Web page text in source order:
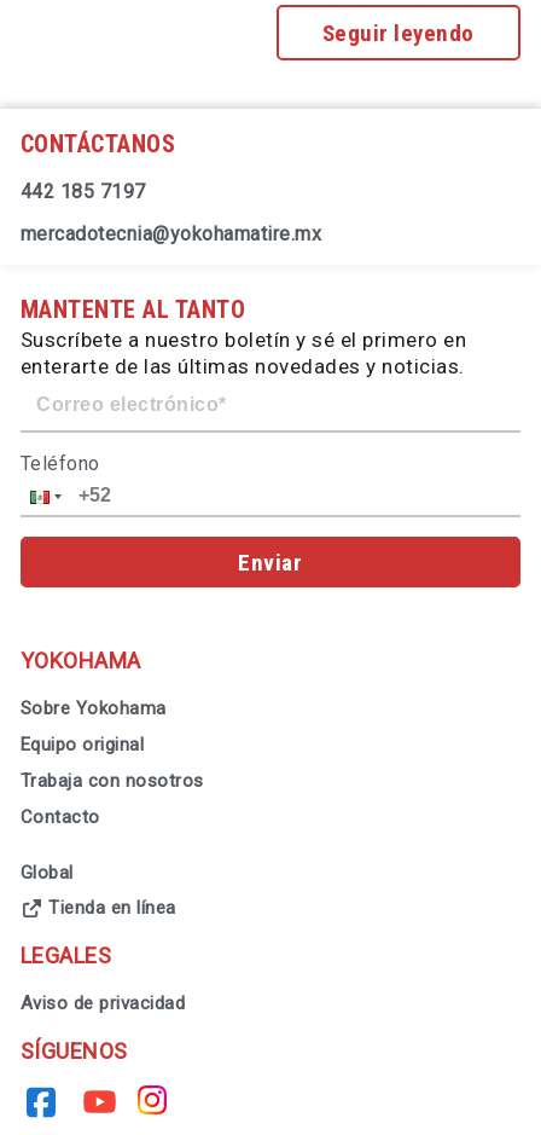
Seguir leyendo
CONTÁCTANOS
442 185 7197
mercadotecnia@yokohamatire.mx
MANTENTE AL TANTO
Suscríbete a nuestro boletín y sé el primero en
enterarte de las últimas novedades y noticias.
Teléfono
Enviar
YOKOHAMA
Sobre Yokohama
Equipo original
Trabaja con nosotros
Contacto
Global
Tienda en línea
LEGALES
Aviso de privacidad
SÍGUENOS